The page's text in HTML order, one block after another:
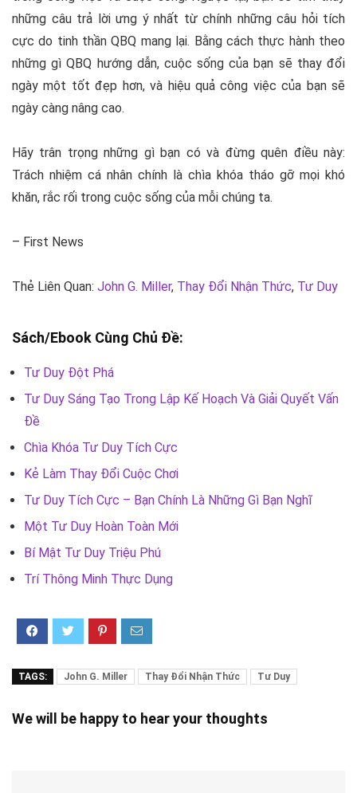
những câu trả lời ưng ý nhất từ chính những câu hỏi tích
cực do tinh thần QBQ mang lại. Bằng cách thực hành theo
những gì QBQ hướng dẫn, cuộc sống của bạn sẽ thay đổi
ngày một tốt đẹp hơn, và hiệu quả công việc của bạn sẽ
ngày càng nâng cao.
Hãy trân trọng những gì bạn có và đừng quên điều này:
Trách nhiệm cá nhân chính là chìa khóa tháo gỡ mọi khó
khăn, rắc rối trong cuộc sống của mỗi chúng ta.
– First News
Thẻ Liên Quan: John G. Miller, Thay Đổi Nhận Thức, Tư Duy
Sách/Ebook Cùng Chủ Đề:
Tư Duy Đột Phá
Tư Duy Sáng Tạo Trong Lập Kế Hoạch Và Giải Quyết Vấn
Đề
Chìa Khóa Tư Duy Tích Cực
Kẻ Làm Thay Đổi Cuộc Chơi
Tư Duy Tích Cực – Bạn Chính Là Những Gì Bạn Nghĩ
Một Tư Duy Hoàn Toàn Mới
Bí Mật Tư Duy Triệu Phú
Trí Thông Minh Thực Dụng
TAGS: John G. Miller Thay Đổi Nhận Thức Tư Duy
We will be happy to hear your thoughts